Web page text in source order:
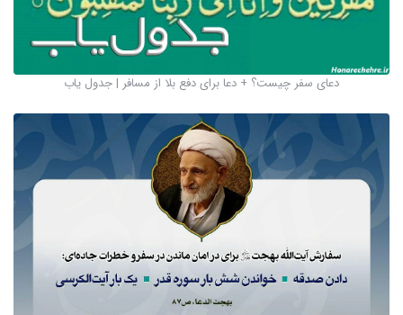
دعای سفر چیست؟ + دعا برای دفع بلا از مسافر | جدول یاب